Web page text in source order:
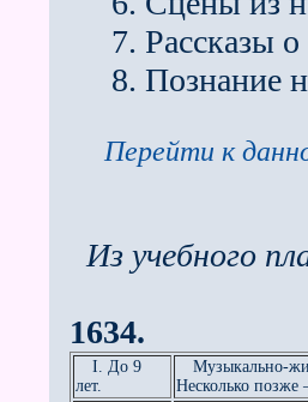
7. Рассказы о
8. Познание
Перейти к
Из учебного
1634.
I. До 9
лет.
Музыкально-
Несколько позже